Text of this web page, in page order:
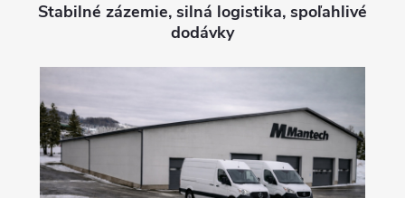
Stabilné zázemie, silná logistika, spoľahlivé
dodávky